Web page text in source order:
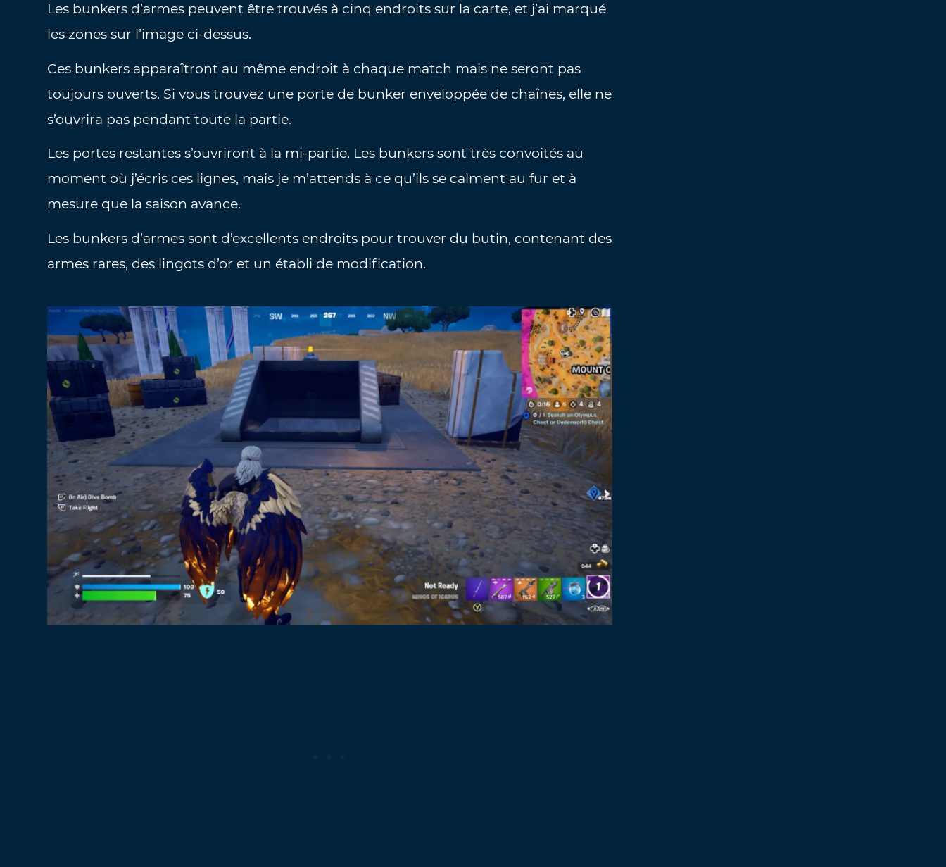
Les bunkers d’armes peuvent être trouvés à cinq endroits sur la carte, et j’ai marqué
les zones sur l’image ci-dessus.
Ces bunkers apparaîtront au même endroit à chaque match mais ne seront pas
toujours ouverts. Si vous trouvez une porte de bunker enveloppée de chaînes, elle ne
s’ouvrira pas pendant toute la partie.
Les portes restantes s’ouvriront à la mi-partie. Les bunkers sont très convoités au
moment où j’écris ces lignes, mais je m’attends à ce qu’ils se calment au fur et à
mesure que la saison avance.
Les bunkers d’armes sont d’excellents endroits pour trouver du butin, contenant des
armes rares, des lingots d’or et un établi de modification.